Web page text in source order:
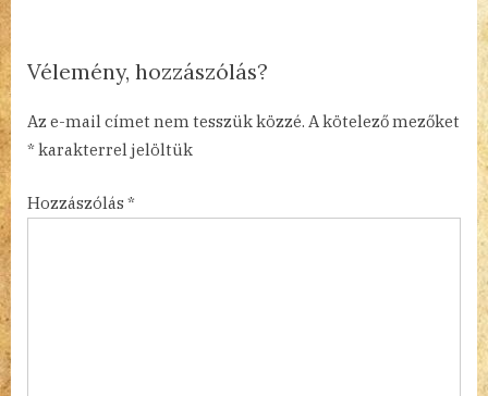
:
Vélemény, hozzászólás?
Az e-mail címet nem tesszük közzé. A kötelező mezőket
*karakterrel jelöltük
Hozzászólás *